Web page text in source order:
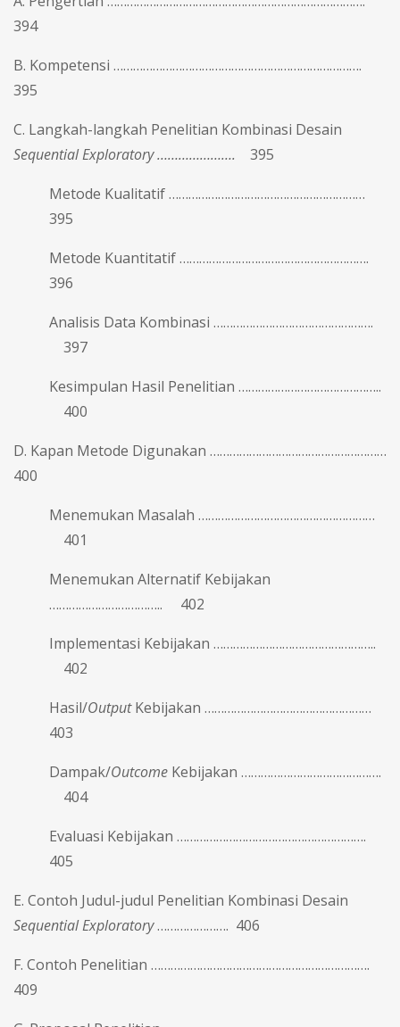
394
B. Kompetensi ………………………………………………………………….
395
C. Langkah-langkah Penelitian Kombinasi Desain
Sequential Exploratory …………………. 395
Metode Kualitatif ……………………………………………………
395
Metode Kuantitatif ………………………………………………….
396
Analisis Data Kombinasi ………………………………………….
397
Kesimpulan Hasil Penelitian ……………………………………..
400
D. Kapan Metode Digunakan ………………………………………………
400
Menemukan Masalah ………………………………………………
401
Menemukan Alternatif Kebijakan
…………………………….. 402
Implementasi Kebijakan …………………………………………..
402
Hasil/OutputKebijakan ……………………………………………
403
Dampak/Outcome Kebijakan …………………………………….
404
Evaluasi Kebijakan ………………………………………………….
405
E. Contoh Judul-judul Penelitian Kombinasi Desain
Sequential Exploratory…………………. 406
F. Contoh Penelitian ………………………………………………………….
409